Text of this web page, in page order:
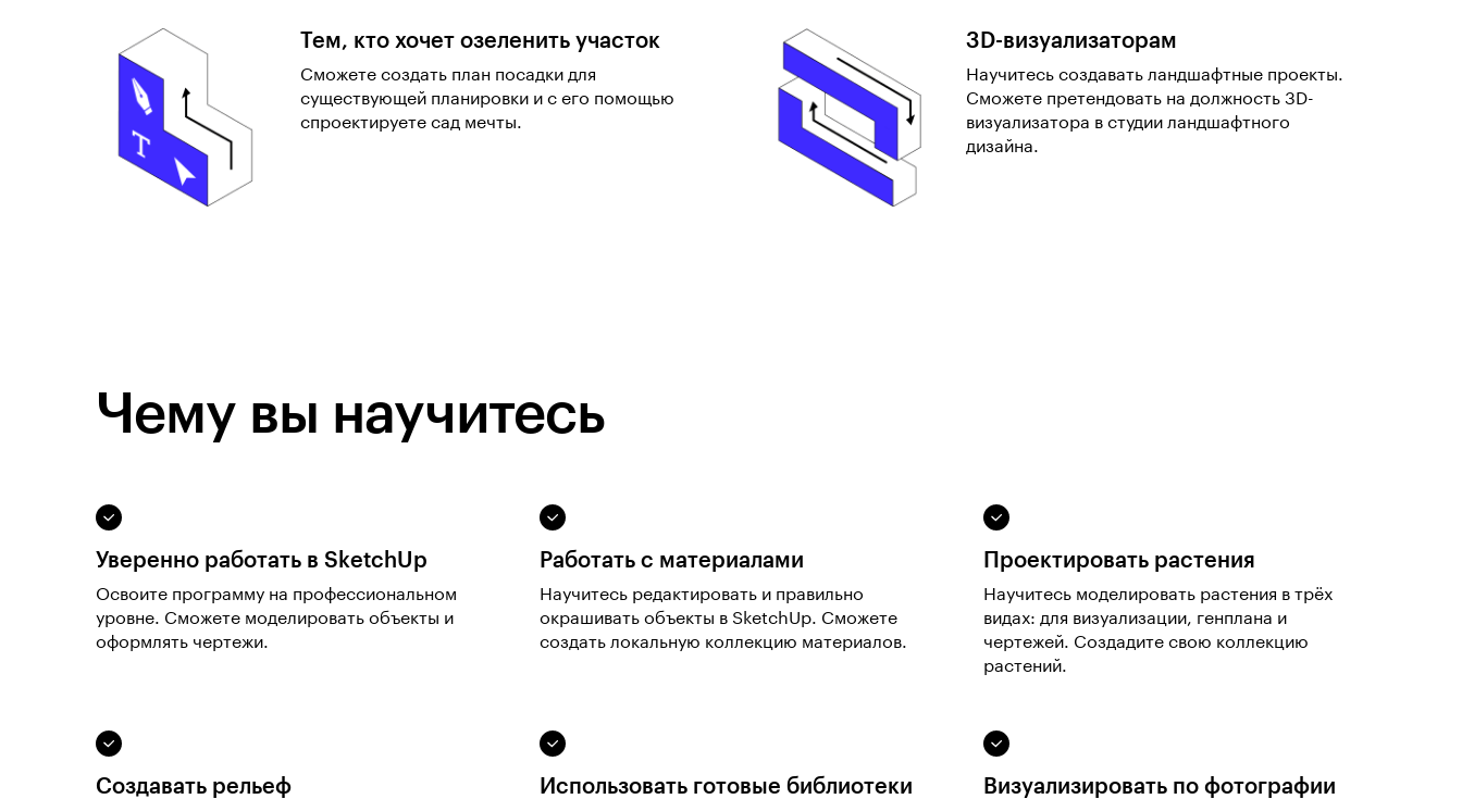
Тем, кто хочет озеленить участок
Сможете создать план посадки для
существующей планировки и с его помощью
спроектируете сад мечты.
3D-визуализаторам
Научитесь создавать ландшафтные проекты.
Сможете претендовать на должность 3D-
визуализатора в студии ландшафтного
дизайна.
Чему вы научитесь
Уверенно работать в SketchUp
Освоите программу на профессиональном
уровне. Сможете моделировать объекты и
оформлять чертежи.
Работать с материалами
Научитесь редактировать и правильно
окрашивать объекты в SketchUp. Сможете
создать локальную коллекцию материалов.
Проектировать растения
Научитесь моделировать растения в трёх
видах: для визуализации, генплана и
чертежей. Создадите свою коллекцию
растений.
Создавать рельеф Использовать готовые библиотеки Визуализировать по фотографии